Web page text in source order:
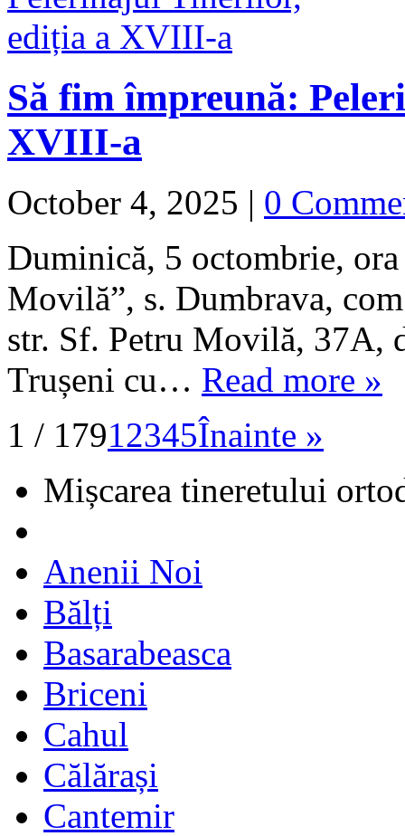
Să fim împreună:
XVIII-a
October 4, 2025 | 0
Duminică, 5 octombrie,
Movilă”, s. Dumbrava,
str. Sf. Petru Movilă, 37A,
Trușeni cu… Read more »
1 / 17912345Înainte »
Mișcarea tineretului
Anenii Noi
Bălți
Basarabeasca
Briceni
Cahul
Călărași
Cantemir